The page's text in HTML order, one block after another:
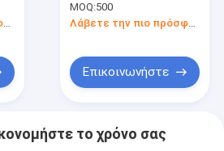
Λάβετε την πιο πρόσφατη τιμή
αερίου, ελεύθερος
μικρός υψηλής
MOQ:500
Επικοινωνήστε
το χρόνο σας